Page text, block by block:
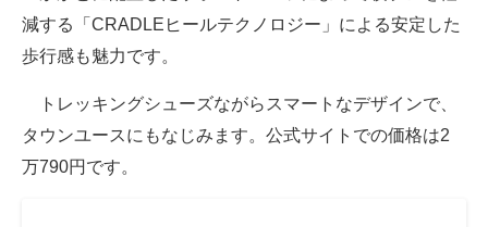
減する「CRADLEヒールテクノロジー」による安定した
歩行感も魅力です。
トレッキングシューズながらスマートなデザインで、
タウンユースにもなじみます。公式サイトでの価格は2
万790円です。